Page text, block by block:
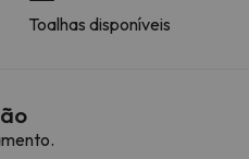
Toalhas disponíveis